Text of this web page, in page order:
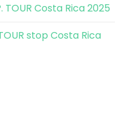
TOUR Costa Rica 2025
stop Costa Rica